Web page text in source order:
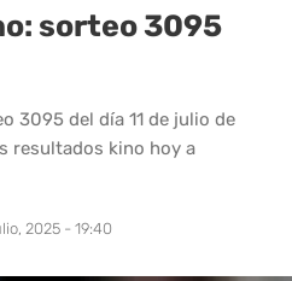
sorteo 3095
3095 del día 11 de julio de
resultados kino hoy a
2025 - 19:40